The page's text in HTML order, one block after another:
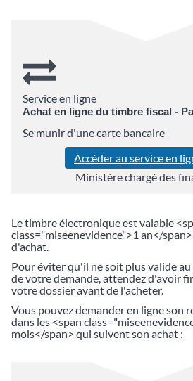
Service en ligne
Achat en ligne du timbre fiscal -
Se munir d'une carte bancaire
Accéder au service en
Ministère chargé des
Le timbre électronique est valable
class="miseenevidence">1 an</
d'achat.
Pour éviter qu'il ne soit plus valide
de votre demande, attendez d'avoir
votre dossier avant de l'acheter.
Vous pouvez demander en ligne son
dans les <span
mois</span> qui suivent son achat :